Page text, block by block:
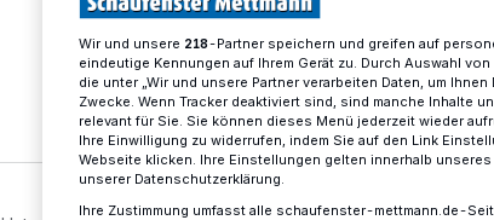
Wir und unsere 218-Partner speichern und greifen auf
eindeutige Kennungen auf Ihrem Gerät zu. Durch Auswahl
die unter „Wir und unsere Partner verarbeiten Daten, um
Zwecke. Wenn Tracker deaktiviert sind, sind manche Inhalte
relevant für Sie. Sie können dieses Menü jederzeit wieder
Ihre Einwilligung zu widerrufen, indem Sie auf den Link
Webseite klicken. Ihre Einstellungen gelten innerhalb
unserer Datenschutzerklärung.
Ihre Zustimmung umfasst alle schaufenster-mettmann.de-